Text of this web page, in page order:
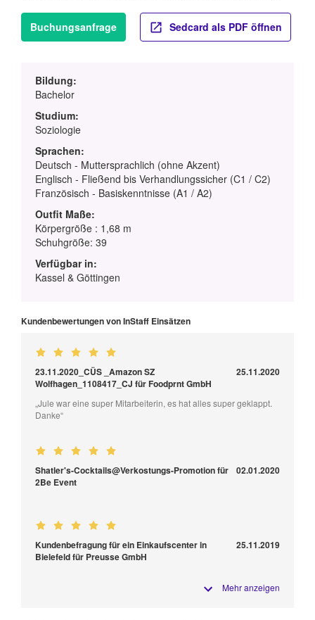
Buchungsanfrage Sedcard als PDF öffnen
Bildung:
Bachelor
Studium:
Soziologie
Sprachen:
Deutsch - Muttersprachlich (ohne Akzent)
Englisch - Fließend bis Verhandlungssicher (C1 / C2)
Französisch - Basiskenntnisse (A1 / A2)
Outfit Maße:
Körpergröße : 1,68 m
Schuhgröße: 39
Verfügbar in:
Kassel & Göttingen
Kundenbewertungen von InStaff Einsätzen
23.11.2020_CÜS _Amazon SZ
Wolfhagen_1108417_CJ für Foodprnt GmbH
25.11.2020
„Jule war eine super Mitarbeiterin, es hat alles super geklappt.
Danke“
Shatler's-Cocktails@Verkostungs-Promotion für
2Be Event
02.01.2020
Kundenbefragung für ein Einkaufscenter in
Bielefeld für Preusse GmbH
25.11.2019
Mehr anzeigen